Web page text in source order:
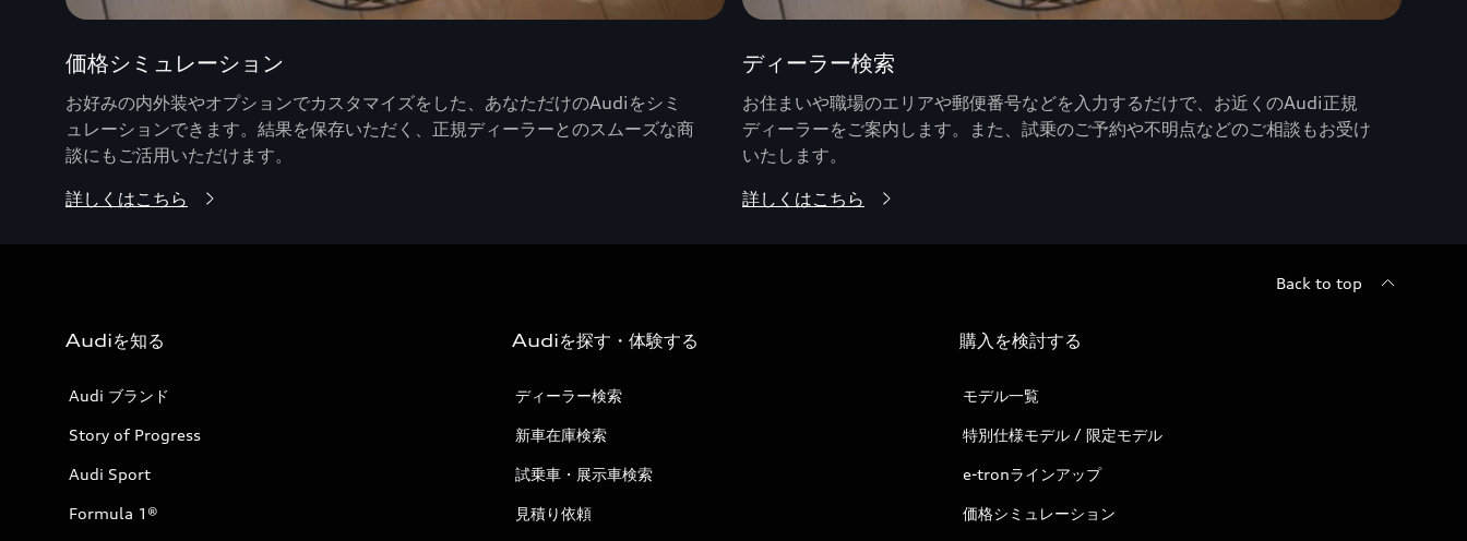
価格シミュレーション
お好みの内外装やオプションでカスタマイズをした、あなただけのAudiをシミ
ュレーションできます。結果を保存いただく、正規ディーラーとのスムーズな商
談にもご活用いただけます。
詳しくはこちら
ディーラー検索
お住まいや職場のエリアや郵便番号などを入力するだけで、お近くのAudi正規
ディーラーをご案内します。また、試乗のご予約や不明点などのご相談もお受け
いたします。
詳しくはこちら
Back to top
Audiを知る
Audi ブランド
Story of Progress
Audi Sport
Formula 1®
Audiを探す・体験する
ディーラー検索
新車在庫検索
試乗車・展示車検索
見積り依頼
購入を検討する
モデル一覧
特別仕様モデル / 限定モデル
e-tronラインアップ
価格シミュレーション